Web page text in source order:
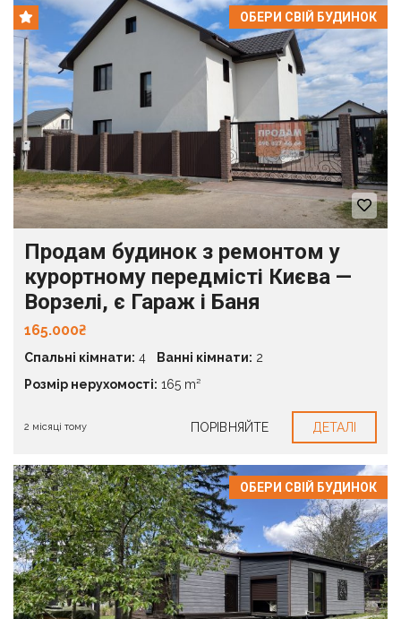
ОБЕРИ СВІЙ БУДИНОК
Продам будинок з ремонтом у
курортному передмісті Києва —
Ворзелі, є Гараж і Баня
165.000₴
Спальні кімнати: 4 Ванні кімнати: 2
Розмір нерухомості: 165 m²
2 місяці тому ПОРІВНЯЙТЕ ДЕТАЛІ
ОБЕРИ СВІЙ БУДИНОК